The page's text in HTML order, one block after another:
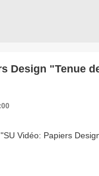
Design "Tenue